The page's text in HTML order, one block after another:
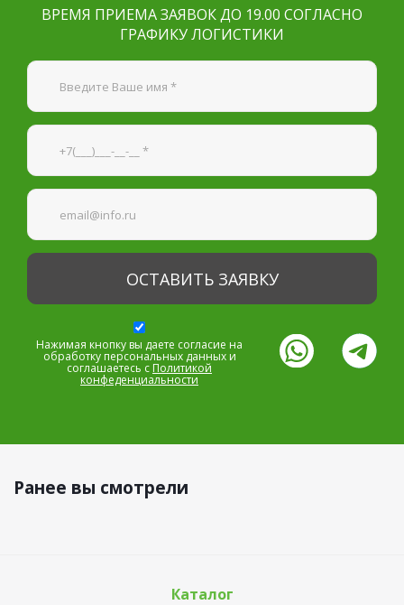
Я согласен наобработку персональных данных
ВРЕМЯ ПРИЕМА ЗАЯВОК ДО 19.00 СОГЛАСНО
ГРАФИКУ ЛОГИСТИКИ
Нажимая кнопку вы даете согласие на
обработку персональных данных и
соглашаетесь с Политикой
конфеденциальности
Ранее вы смотрели
Каталог